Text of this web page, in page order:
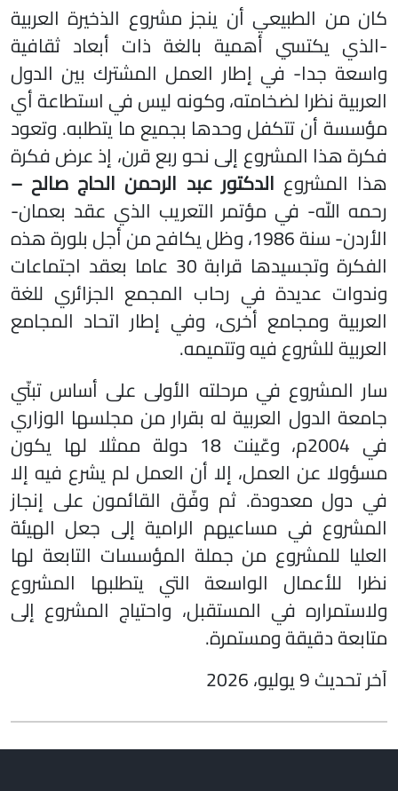
كان من الطبيعي أن ينجز مشروع الذخيرة العربية
-الذي يكتسي أهمية بالغة ذات أبعاد ثقافية
واسعة جدا- في إطار العمل المشترك بين الدول
العربية نظرا لضخامته، وكونه ليس في استطاعة أي
مؤسسة أن تتكفل وحدها بجميع ما يتطلبه. وتعود
فكرة هذا المشروع إلى نحو ربع قرن، إذ عرض فكرة
هذا المشروعالدكتور عبد الرحمن الحاج صالح –
رحمه اللّه- في مؤتمر التعريب الذي عقد بعمان-
الأردن- سنة 1986، وظل يكافح من أجل بلورة هذه
الفكرة وتجسيدها قرابة 30 عاما بعقد اجتماعات
وندوات عديدة في رحاب المجمع الجزائري للغة
العربية ومجامع أخرى، وفي إطار اتحاد المجامع
العربية للشروع فيه وتتميمه.
سار المشروع في مرحلته الأولى على أساس تبنّي
جامعة الدول العربية له بقرار من مجلسها الوزاري
في 2004م، وعّينت 18 دولة ممثلا لها يكون
مسؤولا عن العمل، إلا أن العمل لم يشرع فيه إلا
في دول معدودة. ثم وفّق القائمون على إنجاز
المشروع في مساعيهم الرامية إلى جعل الهيئة
العليا للمشروع من جملة المؤسسات التابعة لها
نظرا للأعمال الواسعة التي يتطلبها المشروع
ولاستمراره في المستقبل، واحتياج المشروع إلى
متابعة دقيقة ومستمرة.
آخر تحديث 9 يوليو، 2026